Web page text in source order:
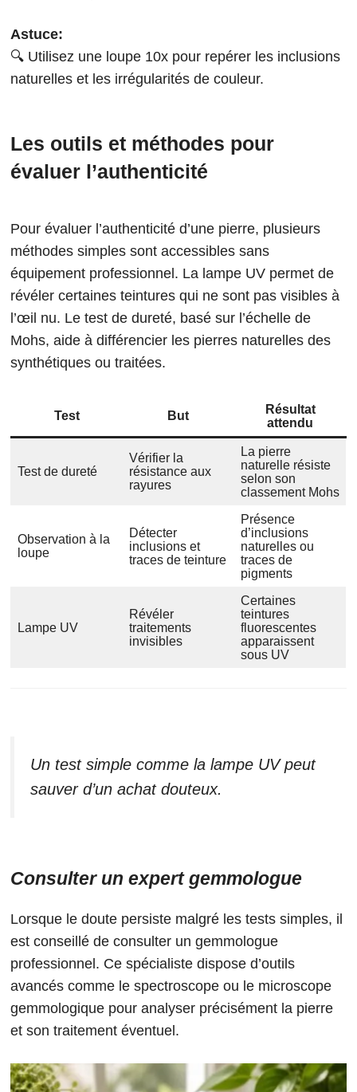
Astuce:
🔍 Utilisez une loupe 10x pour repérer les inclusions
naturelles et les irrégularités de couleur.
Les outils et méthodes pour
évaluer l’authenticité
Pour évaluer l’authenticité d’une pierre, plusieurs
méthodes simples sont accessibles sans
équipement professionnel. La lampe UV permet de
révéler certaines teintures qui ne sont pas visibles à
l’œil nu. Le test de dureté, basé sur l’échelle de
Mohs, aide à différencier les pierres naturelles des
synthétiques ou traitées.
Test But
Résultat
attendu
Test de dureté
Vérifier la
résistance aux
rayures
La pierre
naturelle résiste
selon son
classement Mohs
Observation à la
loupe
Détecter
inclusions et
traces de teinture
Présence
d’inclusions
naturelles ou
traces de
pigments
Lampe UV
Révéler
traitements
invisibles
Certaines
teintures
fluorescentes
apparaissent
sous UV
Un test simple comme la lampe UV peut
sauver d’un achat douteux.
Consulter un expert gemmologue
Lorsque le doute persiste malgré les tests simples, il
est conseillé de consulter un gemmologue
professionnel. Ce spécialiste dispose d’outils
avancés comme le spectroscope ou le microscope
gemmologique pour analyser précisément la pierre
et son traitement éventuel.